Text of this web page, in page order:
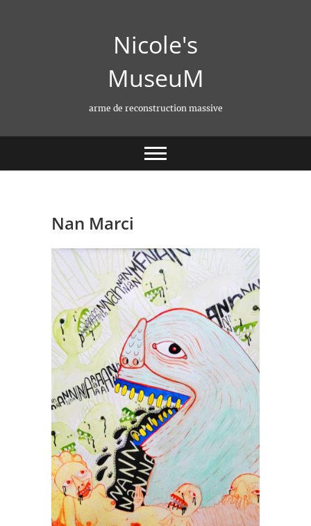
Nicole's
MuseuM
arme de reconstruction massive
Nan Marci